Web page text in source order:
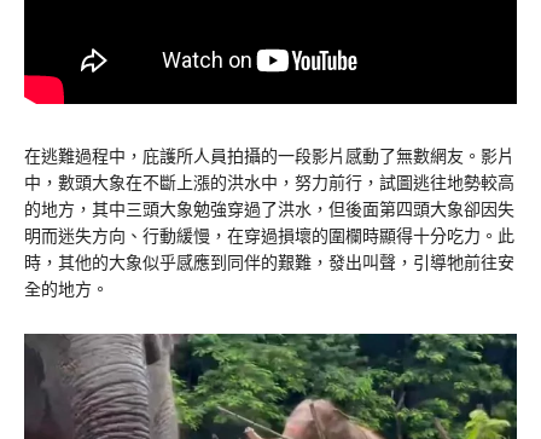
在逃難過程中，庇護所人員拍攝的一段影片感動了無數網友。影片
中，數頭大象在不斷上漲的洪水中，努力前行，試圖逃往地勢較高
的地方，其中三頭大象勉強穿過了洪水，但後面第四頭大象卻因失
明而迷失方向、行動緩慢，在穿過損壞的圍欄時顯得十分吃力。此
時，其他的大象似乎感應到同伴的艱難，發出叫聲，引導牠前往安
全的地方。